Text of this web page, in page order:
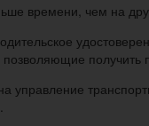
времени, чем на
получить
управление